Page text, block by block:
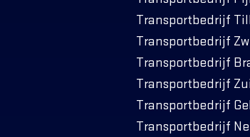
Transportbedrijf
Transportbedrijf
Transportbedrijf
Transportbedrijf
Transportbedrijf
Transportbedrijf